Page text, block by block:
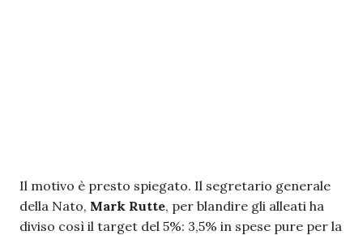
Il motivo è presto spiegato. Il segretario generale
della Nato, Mark Rutte, per blandire gli alleati ha
diviso così il target del 5%: 3,5% in spese pure per la